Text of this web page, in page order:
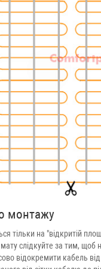
монтажу
тільки на "відкритій
слідкуйте за тим,
відокремити кабель